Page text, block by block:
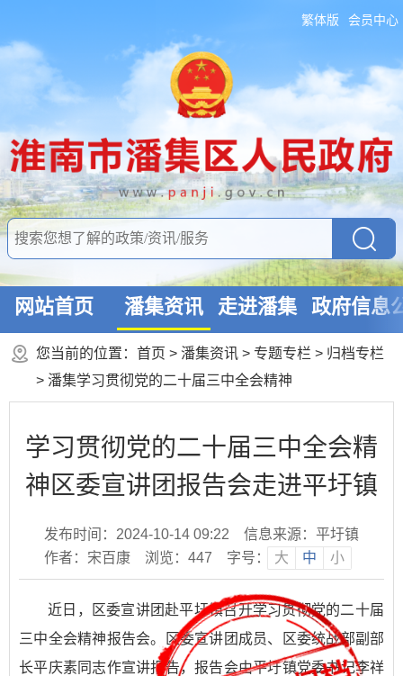
繁体版 会员中心
网站首页 潘集资讯 走进潘集 政府信息
您当前的位置： 首页 > 潘集资讯 > 专题专栏 > 归档专栏
> 潘集学习贯彻党的二十届三中全会精神
学习贯彻党的二十届三中全会精
神区委宣讲团报告会走进平圩镇
发布时间：2024-10-14 09:22
信息来源：平圩镇
作者：宋百康
浏览： 447 字号： 大 中 小
近日，区委宣讲团赴平圩镇召开学习贯彻党的二十届
三中全会精神报告会。区委宣讲团成员、区委统战部副部
长平庆素同志作宣讲报告，报告会由平圩镇党委书记李祥